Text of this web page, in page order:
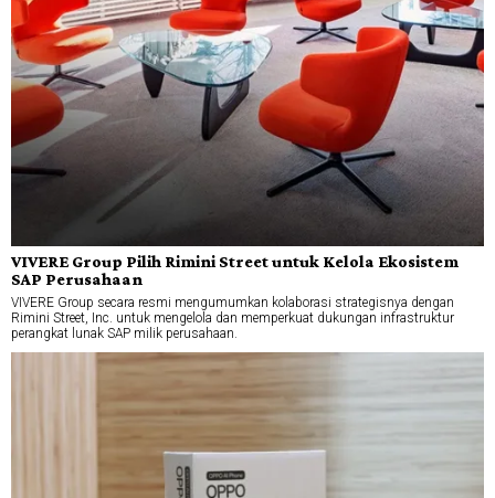
VIVERE Group Pilih Rimini Street untuk Kelola Ekosistem
SAP Perusahaan
VIVERE Group secara resmi mengumumkan kolaborasi strategisnya dengan
Rimini Street, Inc. untuk mengelola dan memperkuat dukungan infrastruktur
perangkat lunak SAP milik perusahaan.